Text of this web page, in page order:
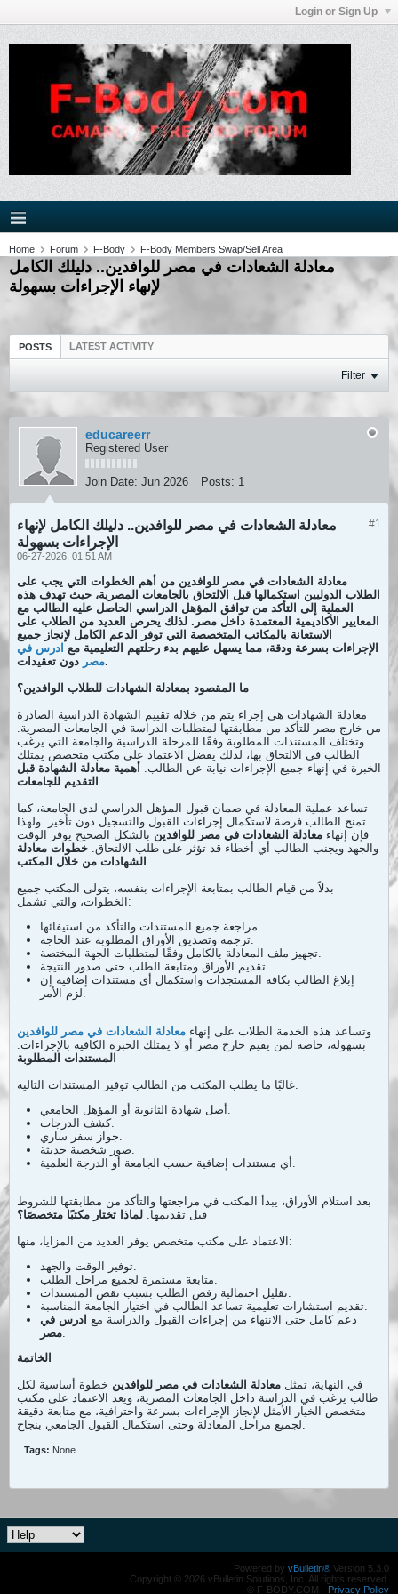
Login or Sign Up
Home Forum F-Body F-Body Members Swap/Sell Area
معادلة الشعادات في مصر للوافدين.. دليلك الكامل
لإنهاء الإجراءات بسهولة
POSTS LATEST ACTIVITY
Filter
educareerr
Registered User
Join Date: Jun 2026 Posts: 1
#1
معادلة الشعادات في مصر للوافدين.. دليلك الكامل لإنهاء
الإجراءات بسهولة
06-27-2026, 01:51 AM
معادلة الشعادات في مصر للوافدين من أهم الخطوات التي يجب على
الطلاب الدوليين استكمالها قبل الالتحاق بالجامعات المصرية، حيث تهدف هذه
العملية إلى التأكد من توافق المؤهل الدراسي الحاصل عليه الطالب مع
المعايير الأكاديمية المعتمدة داخل مصر. لذلك يحرص العديد من الطلاب على
الاستعانة بالمكاتب المتخصصة التي توفر الدعم الكامل لإنجاز جميع
الإجراءات بسرعة ودقة، مما يسهل عليهم بدء رحلتهم التعليمية مع ادرس في
مصردون تعقيدات.
ما المقصود بمعادلة الشهادات للطلاب الوافدين؟
معادلة الشهادات هي إجراء يتم من خلاله تقييم الشهادة الدراسية الصادرة
من خارج مصر للتأكد من مطابقتها لمتطلبات الدراسة في الجامعات المصرية.
وتختلف المستندات المطلوبة وفقًا للمرحلة الدراسية والجامعة التي يرغب
الطالب في الالتحاق بها، لذلك يفضل الاعتماد على مكتب متخصص يمتلك
الخبرة في إنهاء جميع الإجراءات نيابة عن الطالب. أهمية معادلة الشهادة قبل
التقديم للجامعات
تساعد عملية المعادلة في ضمان قبول المؤهل الدراسي لدى الجامعة، كما
تمنح الطالب فرصة لاستكمال إجراءات القبول والتسجيل دون تأخير. ولهذا
فإن إنهاء معادلة الشعادات في مصر للوافدين بالشكل الصحيح يوفر الوقت
والجهد ويجنب الطالب أي أخطاء قد تؤثر على طلب الالتحاق. خطوات معادلة
الشهادات من خلال المكتب
بدلاً من قيام الطالب بمتابعة الإجراءات بنفسه، يتولى المكتب جميع
الخطوات، والتي تشمل:
مراجعة جميع المستندات والتأكد من استيفائها.
ترجمة وتصديق الأوراق المطلوبة عند الحاجة.
تجهيز ملف المعادلة بالكامل وفقًا لمتطلبات الجهة المختصة.
تقديم الأوراق ومتابعة الطلب حتى صدور النتيجة.
إبلاغ الطالب بكافة المستجدات واستكمال أي مستندات إضافية إن
لزم الأمر.
وتساعد هذه الخدمة الطلاب على إنهاء معادلة الشعادات في مصر للوافدين
بسهولة، خاصة لمن يقيم خارج مصر أو لا يمتلك الخبرة الكافية بالإجراءات.
المستندات المطلوبة
غالبًا ما يطلب المكتب من الطالب توفير المستندات التالية:
أصل شهادة الثانوية أو المؤهل الجامعي.
كشف الدرجات.
جواز سفر ساري.
صور شخصية حديثة.
أي مستندات إضافية حسب الجامعة أو الدرجة العلمية.
بعد استلام الأوراق، يبدأ المكتب في مراجعتها والتأكد من مطابقتها للشروط
قبل تقديمها. لماذا تختار مكتبًا متخصصًا؟
الاعتماد على مكتب متخصص يوفر العديد من المزايا، منها:
توفير الوقت والجهد.
متابعة مستمرة لجميع مراحل الطلب.
تقليل احتمالية رفض الطلب بسبب نقص المستندات.
تقديم استشارات تعليمية تساعد الطالب في اختيار الجامعة المناسبة.
دعم كامل حتى الانتهاء من إجراءات القبول والدراسة مع ادرس في
مصر.
الخاتمة
في النهاية، تمثل معادلة الشعادات في مصر للوافدين خطوة أساسية لكل
طالب يرغب في الدراسة داخل الجامعات المصرية، ويعد الاعتماد على مكتب
متخصص الخيار الأمثل لإنجاز الإجراءات بسرعة واحترافية، مع متابعة دقيقة
لجميع مراحل المعادلة وحتى استكمال القبول الجامعي بنجاح.
Tags: None
Powered by vBulletin® Version 5.3.0
Copyright © 2026 vBulletin Solutions, Inc. All rights reserved.
© F-BODY.COM - Privacy Policy